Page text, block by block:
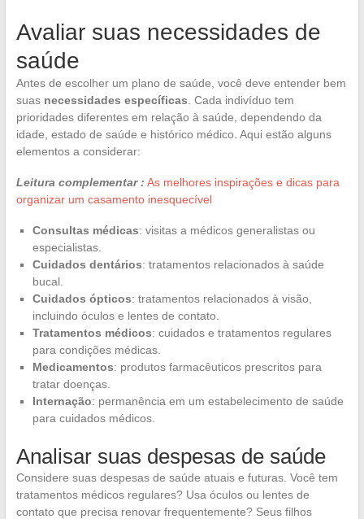
Avaliar suas necessidades de
saúde
Antes de escolher um plano de saúde, você deve entender bem
suas necessidades específicas . Cada indivíduo tem
prioridades diferentes em relação à saúde, dependendo da
idade, estado de saúde e histórico médico. Aqui estão alguns
elementos a considerar:
Leitura complementar : As melhores inspirações e dicas para
organizar um casamento inesquecível
Consultas médicas: visitas a médicos generalistas ou
especialistas.
Cuidados dentários: tratamentos relacionados à saúde
bucal.
Cuidados ópticos: tratamentos relacionados à visão,
incluindo óculos e lentes de contato.
Tratamentos médicos: cuidados e tratamentos regulares
para condições médicas.
Medicamentos: produtos farmacêuticos prescritos para
tratar doenças.
Internação: permanência em um estabelecimento de saúde
para cuidados médicos.
Analisar suas despesas de saúde
Considere suas despesas de saúde atuais e futuras. Você tem
tratamentos médicos regulares? Usa óculos ou lentes de
contato que precisa renovar frequentemente? Seus filhos